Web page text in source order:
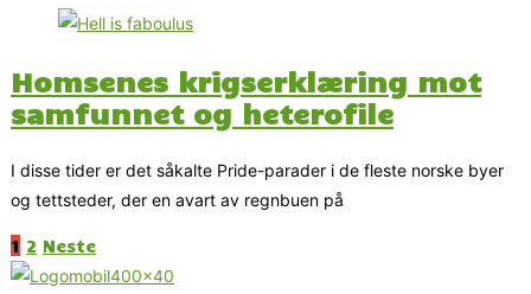
Homsenes krigserklæring mot
samfunnet og heterofile
I disse tider er det såkalte Pride-parader i de fleste norske byer
og tettsteder, der en avart av regnbuen på
1 2 Neste